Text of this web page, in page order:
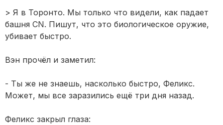
> Я в Торонто. Мы только что видели, как падает
башня CN. Пишут, что это биологическое оружие,
убивает быстро.
Вэн прочёл и заметил:
- Ты же не знаешь, насколько быстро, Феликс.
Может, мы все заразились ещё три дня назад.
Феликс закрыл глаза: